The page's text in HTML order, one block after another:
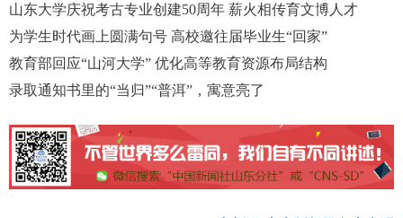
山东大学庆祝考古专业创建50周年 薪火相传育文博人才
为学生时代画上圆满句号 高校邀往届毕业生“回家”
教育部回应“山河大学” 优化高等教育资源布局结构
录取通知书里的“当归”“普洱”，寓意亮了